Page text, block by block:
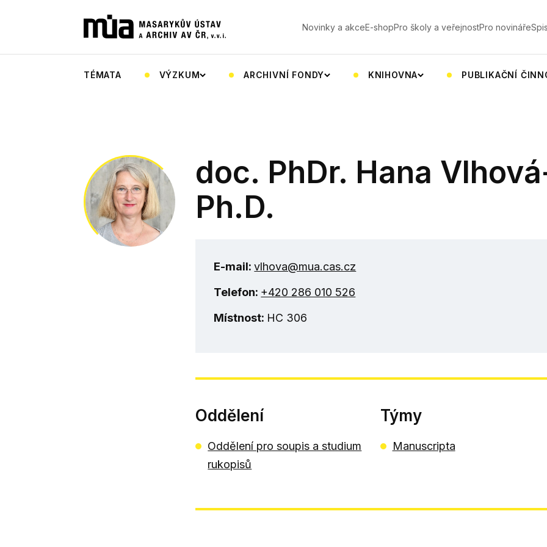
Novinky a akceE-shopPro školy a veřejnostPro novináře
TÉMATA VÝZKUM ARCHIVNÍ FONDY KNIHOVNA PUBLIKAČNÍ
doc. PhDr. Hana
Ph.D.
E-mail:vlhova@mua.cas.cz
Telefon: +420 286 010 526
Místnost: HC 306
Oddělení
Oddělení pro soupis a studium
rukopisů
Týmy
Manuscripta